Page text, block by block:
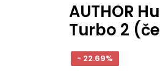
AUTHOR
Turbo 2
- 22.69%